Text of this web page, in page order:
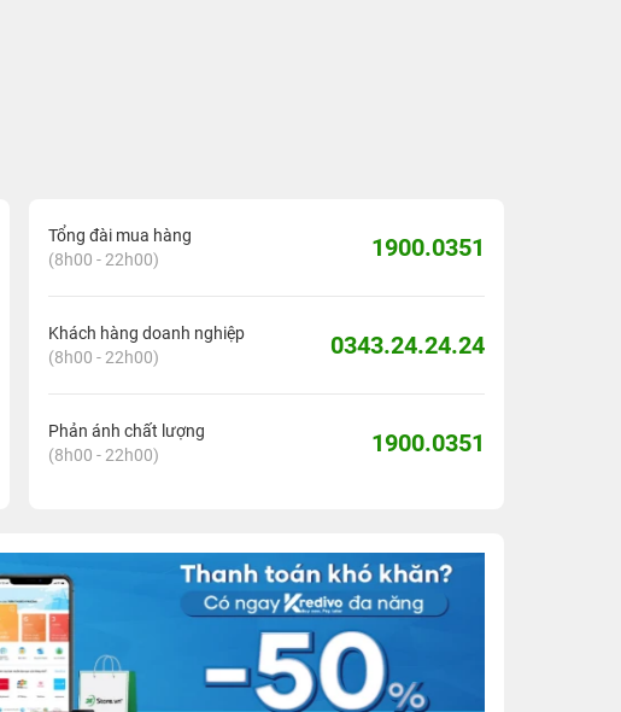
Tổng đài mua hàng
(8h00 - 22h00)
1900.0351
Khách hàng doanh nghiệp
(8h00 - 22h00)
0343.24.24.24
Phản ánh chất lượng
(8h00 - 22h00)
1900.0351